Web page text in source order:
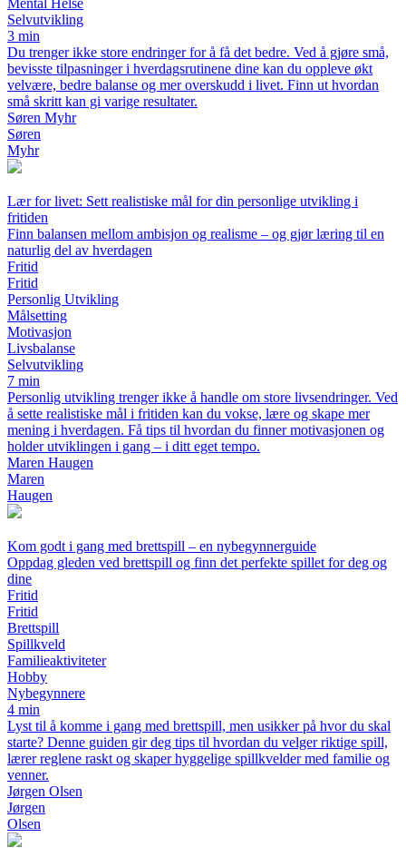
Selvutvikling
3 min
Du trenger ikke store endringer for å få det bedre. Ved å gjøre små,
bevisste tilpasninger i hverdagsrutinene dine kan du oppleve økt
velvære, bedre balanse og mer overskudd i livet. Finn ut hvordan
små skritt kan gi varige resultater.
Søren Myhr
Søren
Myhr
Lær for livet: Sett realistiske mål for din personlige utvikling i
fritiden
Finn balansen mellom ambisjon og realisme – og gjør læring til en
naturlig del av hverdagen
Fritid
Fritid
Personlig Utvikling
Målsetting
Motivasjon
Livsbalanse
Selvutvikling
7 min
Personlig utvikling trenger ikke å handle om store livsendringer. Ved
å sette realistiske mål i fritiden kan du vokse, lære og skape mer
mening i hverdagen. Få tips til hvordan du finner motivasjonen og
holder utviklingen i gang – i ditt eget tempo.
Maren Haugen
Maren
Haugen
Kom godt i gang med brettspill – en nybegynnerguide
Oppdag gleden ved brettspill og finn det perfekte spillet for deg og
dine
Fritid
Fritid
Brettspill
Spillkveld
Familieaktiviteter
Hobby
Nybegynnere
4 min
Lyst til å komme i gang med brettspill, men usikker på hvor du skal
starte? Denne guiden gir deg tips til hvordan du velger riktige spill,
lærer reglene raskt og skaper hyggelige spillkvelder med familie og
venner.
Jørgen Olsen
Jørgen
Olsen